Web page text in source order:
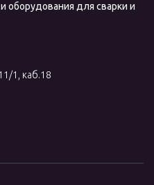
оборудования для сварки и
1, каб.18